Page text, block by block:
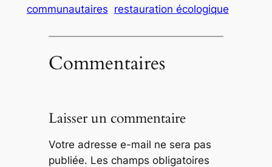
communautaires restauration écologique
Commentaires
Laisser un commentaire
Votre adresse e-mail ne sera pas
publiée. Les champs obligatoires